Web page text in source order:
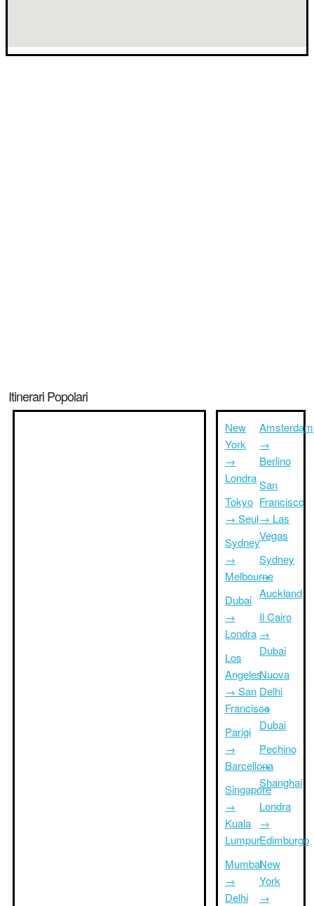
Itinerari Popolari
New
York
→
Londra
Tokyo
→ Seul
Sydney
→
Melbourne
Dubai
→
Londra
Los
Angeles
→ San
Francisco
Parigi
→
Barcellona
Singapore
→
Kuala
Lumpur
Mumbai
→
Delhi
Amsterdam
→
Berlino
San
Francisco
→ Las
Vegas
Sydney
→
Auckland
Il Cairo
→
Dubai
Nuova
Delhi
→
Dubai
Pechino
→
Shanghai
Londra
→
Edimburgo
New
York
→